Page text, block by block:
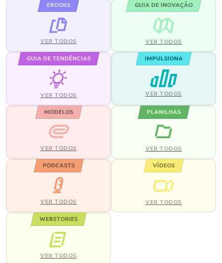
EBOOKS
VER TODOS
GUIA DE INOVAÇÃO
VER TODOS
GUIA DE TENDÊNCIAS
VER TODOS
IMPULSIONA
VER TODOS
MODELOS
VER TODOS
PLANILHAS
VER TODOS
PODCASTS
VER TODOS
VÍDEOS
VER TODOS
WEBSTORIES
VER TODOS